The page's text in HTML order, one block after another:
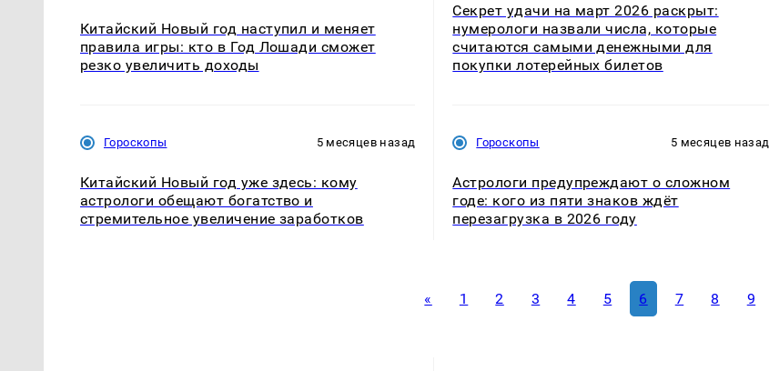
Китайский Новый год наступил и меняет
правила игры: кто в Год Лошади сможет
резко увеличить доходы
Гороскопы 5 месяцев назад
Китайский Новый год уже здесь: кому
астрологи обещают богатство и
стремительное увеличение заработков
Секрет удачи на март 2026 раскрыт:
нумерологи назвали числа, которые
считаются самыми денежными для
покупки лотерейных билетов
Гороскопы 5 месяцев назад
Астрологи предупреждают о сложном
годе: кого из пяти знаков ждёт
перезагрузка в 2026 году
« 1 2 3 4 5 6 7 8 9